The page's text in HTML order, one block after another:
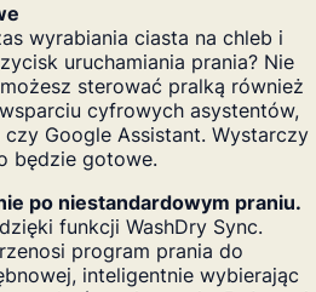
wyrabiania ciasta na chleb i
uruchamiania prania? Nie
sterować pralką również
cyfrowych asystentów,
Google Assistant. Wystarczy
będzie gotowe.
po niestandardowym praniu.
funkcji WashDry Sync.
program prania do
inteligentnie wybierając